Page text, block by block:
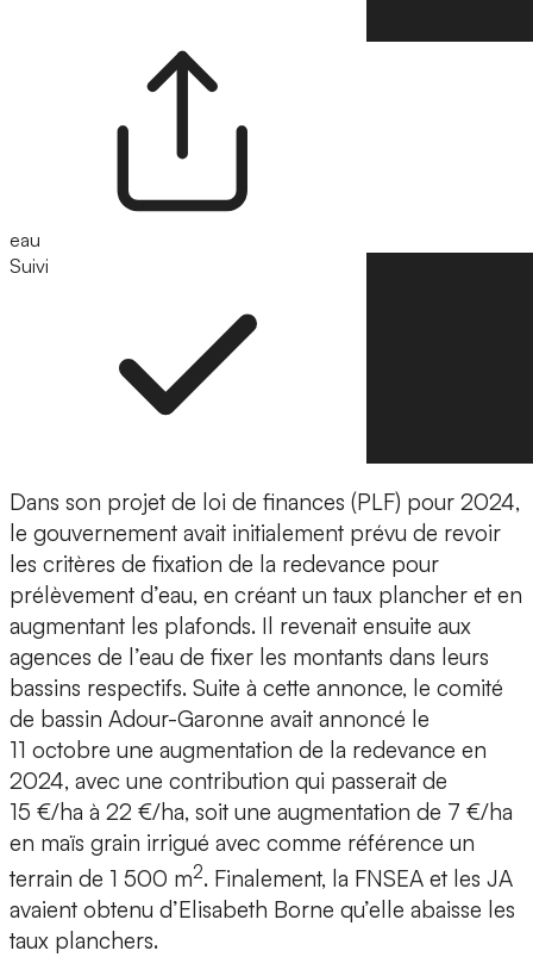
eau
Suivi
Dans son projet de loi de finances (PLF) pour 2024,
le gouvernement avait initialement prévu de revoir
les critères de fixation de la redevance pour
prélèvement d’eau, en créant un taux plancher et en
augmentant les plafonds. Il revenait ensuite aux
agences de l’eau de fixer les montants dans leurs
bassins respectifs. Suite à cette annonce, le comité
de bassin Adour-Garonne avait annoncé le
11 octobre une augmentation de la redevance en
2024, avec une contribution qui passerait de
15 €/ha à 22 €/ha, soit une augmentation de 7 €/ha
en maïs grain irrigué avec comme référence un
terrain de 1 500 m2. Finalement, la FNSEA et les JA
avaient obtenu d’Elisabeth Borne qu’elle abaisse les
taux planchers.